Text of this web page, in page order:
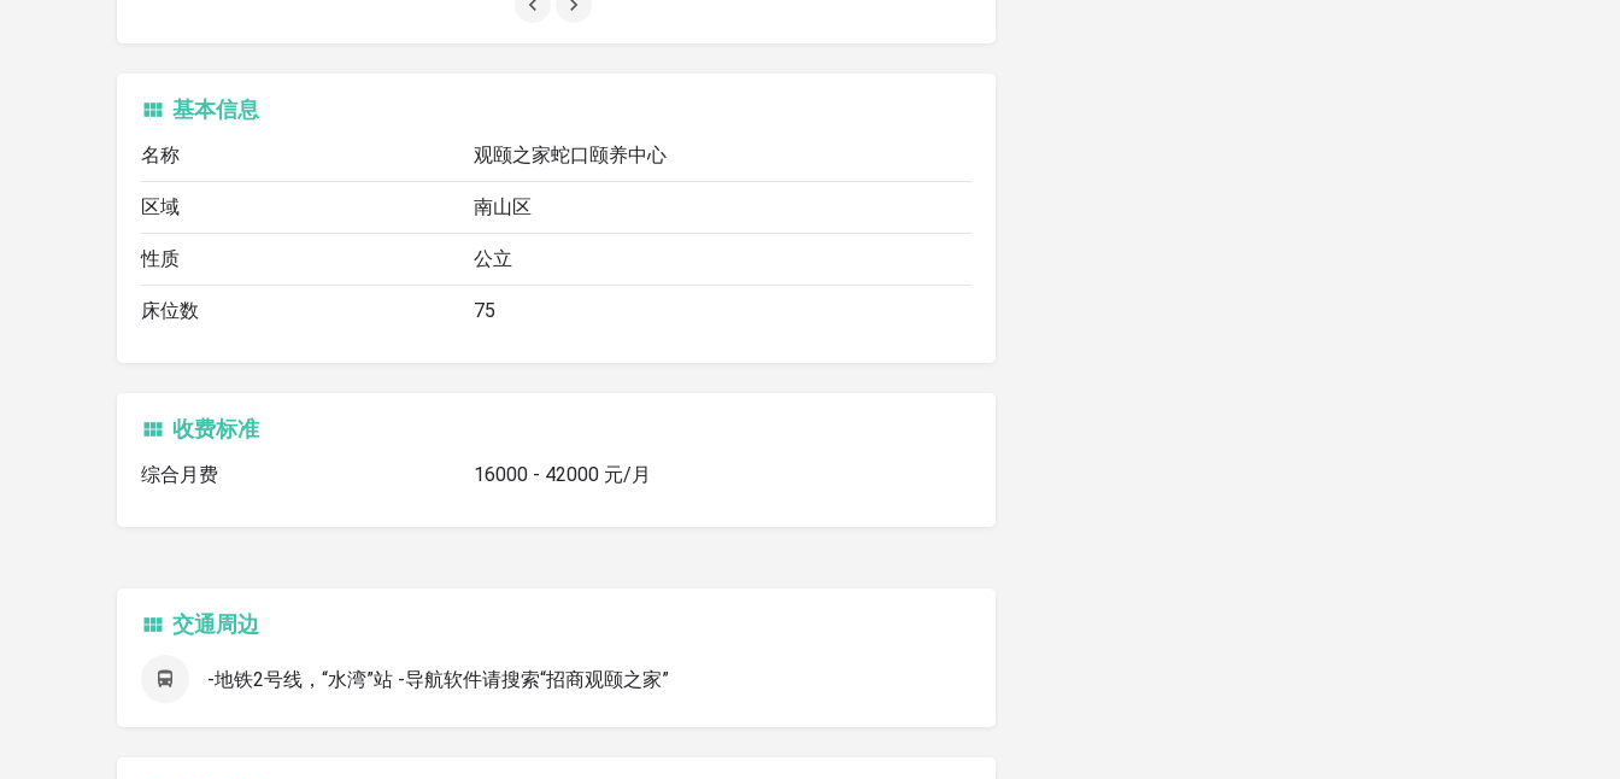
基本信息
名称 观颐之家蛇口颐养中心
区域 南山区
性质 公立
床位数 75
收费标准
综合月费 16000 - 42000 元/月
交通周边
-地铁2号线，“水湾”站 -导航软件请搜索“招商观颐之家”